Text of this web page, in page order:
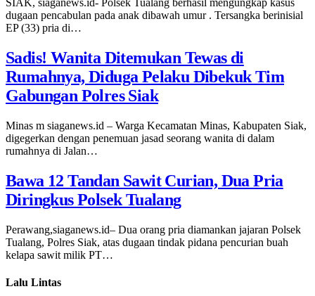
SIAK, siaganews.id- Polsek Tualang berhasil mengungkap kasus
dugaan pencabulan pada anak dibawah umur . Tersangka berinisial
EP (33) pria di…
Sadis! Wanita Ditemukan Tewas di
Rumahnya, Diduga Pelaku Dibekuk Tim
Gabungan Polres Siak
Minas m siaganews.id – Warga Kecamatan Minas, Kabupaten Siak,
digegerkan dengan penemuan jasad seorang wanita di dalam
rumahnya di Jalan…
Bawa 12 Tandan Sawit Curian, Dua Pria
Diringkus Polsek Tualang
Perawang,siaganews.id– Dua orang pria diamankan jajaran Polsek
Tualang, Polres Siak, atas dugaan tindak pidana pencurian buah
kelapa sawit milik PT…
Lalu Lintas